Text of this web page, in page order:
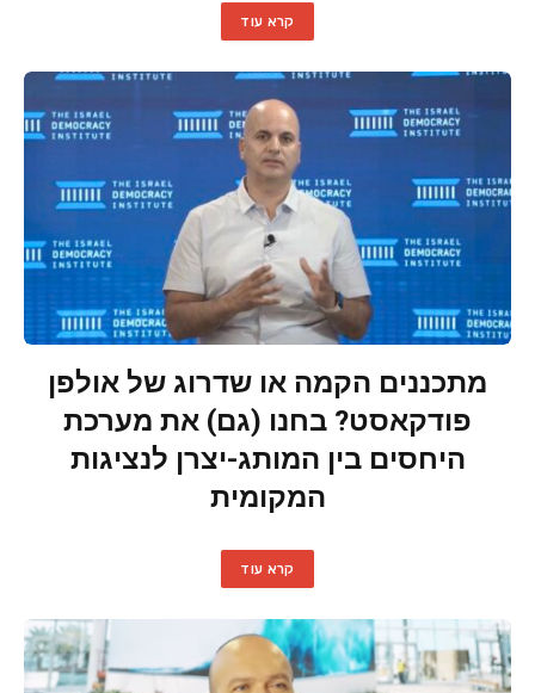
קרא עוד
מתכננים הקמה או שדרוג של אולפן
פודקאסט? בחנו (גם) את מערכת
היחסים בין המותג-יצרן לנציגות
המקומית
קרא עוד